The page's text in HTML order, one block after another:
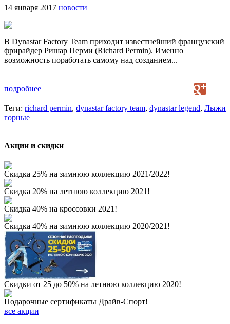
14 января 2017 новости
В Dynastar Factory Team приходит известнейший французский
фрирайдер Ришар Перми (Richard Permin). Именно
возможность поработать самому над созданием...
подробнее
Теги: richard permin, dynastar factory team, dynastar legend, Лыжи
горные
Акции и скидки
Скидка 25% на зимнюю коллекцию 2021/2022!
Скидка 20% на летнюю коллекцию 2021!
Скидка 40% на кроссовки 2021!
Скидка 40% на зимнюю коллекцию 2020/2021!
Скидки от 25 до 50% на летнюю коллекцию 2020!
Подарочные сертификаты Драйв-Спорт!
все акции